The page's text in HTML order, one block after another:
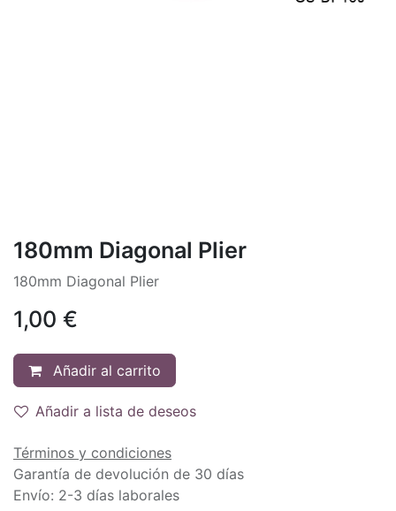
180mm Diagonal Plier
180mm Diagonal Plier
1,00 €
Añadir al carrito
Añadir a lista de deseos
Términos y condiciones
Garantía de devolución de 30 días
Envío: 2-3 días laborales